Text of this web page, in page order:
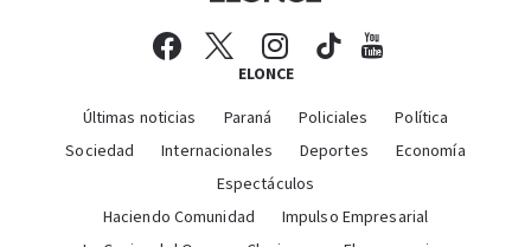
ELONCE
Últimas noticias Paraná Policiales
Política
Sociedad
Internacionales Deportes
Economía
Espectáculos
Haciendo Comunidad
Impulso Empresarial